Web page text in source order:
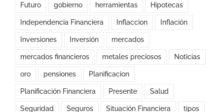
Futuro gobierno herramientas Hipotecas
Independencia Financiera Inflaccion Inflación
Inversiones Inversión mercados
mercados financieros metales preciosos Noticias
oro pensiones Planificacion
Planificación Financiera Presente Salud
Seguridad Seguros Situación Financiera tipos